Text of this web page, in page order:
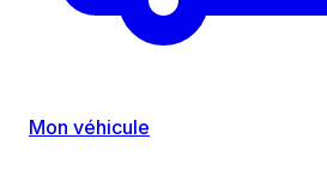
Mon véhicule